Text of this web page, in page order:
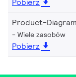
Pobierz
Product-
Wiele zasobów
Pobierz